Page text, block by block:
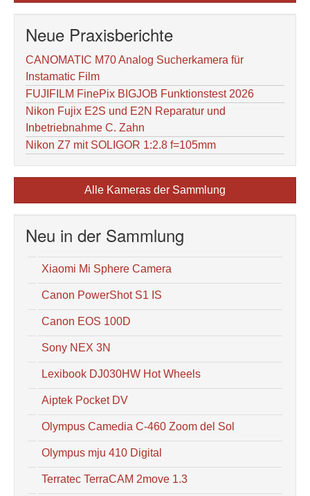
Neue Praxisberichte
CANOMATIC M70 Analog Sucherkamera für
Instamatic Film
FUJIFILM FinePix BIGJOB Funktionstest 2026
Nikon Fujix E2S und E2N Reparatur und
Inbetriebnahme C. Zahn
Nikon Z7 mit SOLIGOR 1:2.8 f=105mm
Alle Kameras der Sammlung
Neu in der Sammlung
Xiaomi Mi Sphere Camera
Canon PowerShot S1 IS
Canon EOS 100D
Sony NEX 3N
Lexibook DJ030HW Hot Wheels
Aiptek Pocket DV
Olympus Camedia C-460 Zoom del Sol
Olympus mju 410 Digital
Terratec TerraCAM 2move 1.3